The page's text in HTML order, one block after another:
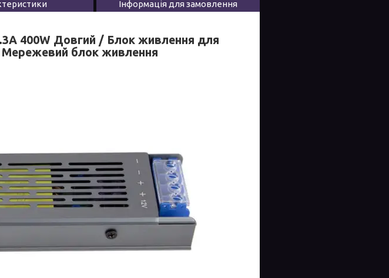
Інформація для замовлення
400W Довгий / Блок живлення для
Мережевий блок живлення